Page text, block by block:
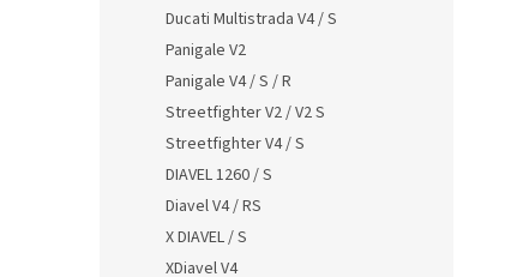
Ducati Multistrada V4 / S
Panigale V2
Panigale V4 / S / R
Streetfighter V2 / V2 S
Streetfighter V4 / S
DIAVEL 1260 / S
Diavel V4 / RS
X DIAVEL / S
XDiavel V4